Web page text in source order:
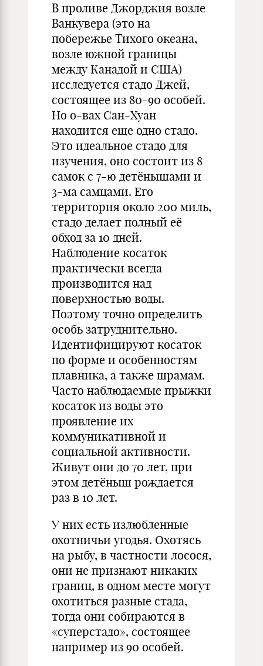
В проливе Джорджия возле
Ванкувера (это на
побережье Тихого океана,
возле южной границы
между Канадой и США)
исследуется стадо Джей,
состоящее из 80-90 особей.
Но о-вах Сан-Хуан
находится еще одно стадо.
Это идеальное стадо для
изучения, оно состоит из 8
самок с 7-ю детёнышами и
3-ма самцами. Его
территория около 200 миль,
стадо делает полный её
обход за 10 дней.
Наблюдение косаток
практически всегда
производится над
поверхностью воды.
Поэтому точно определить
особь затруднительно.
Идентифицируют косаток
по форме и особенностям
плавника, а также шрамам.
Часто наблюдаемые прыжки
косаток из воды это
проявление их
коммуникативной и
социальной активности.
Живут они до 70 лет, при
этом детёныш рождается
раз в 10 лет.
У них есть излюбленные
охотничьи угодья. Охотясь
на рыбу, в частности лосося,
они не признают никаких
границ, в одном месте могут
охотиться разные стада,
тогда они собираются в
«суперстадо», состоящее
например из 90 особей.